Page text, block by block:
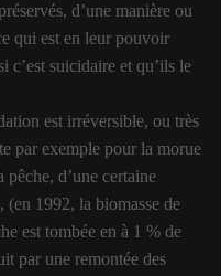
d’une manière ou
qui est en leur pouvoir
c’est suicidaire et qu’ils le
est irréversible, ou très
par exemple pour la morue
pêche, d’une certaine
(en 1992, la biomasse de
est tombée en à 1 % de
par une remontée des